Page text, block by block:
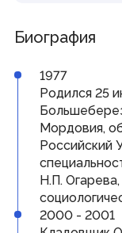
Почетная
Благодарность
Собрания
Знак за заслуги в
парламентаризма
Информация
Противодействие
Кадровое
Биография
1977
Родился 25
Мордовия,
Российский
Н.П.
2000 - 2001